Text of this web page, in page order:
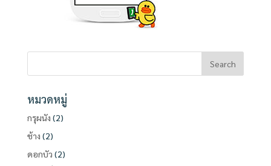
หมวดหมู่
กรุผนัง (2)
ช้าง (2)
ดอกบัว (2)